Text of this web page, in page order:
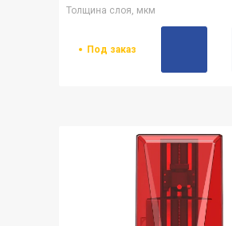
Толщина слоя, мкм
Под заказ